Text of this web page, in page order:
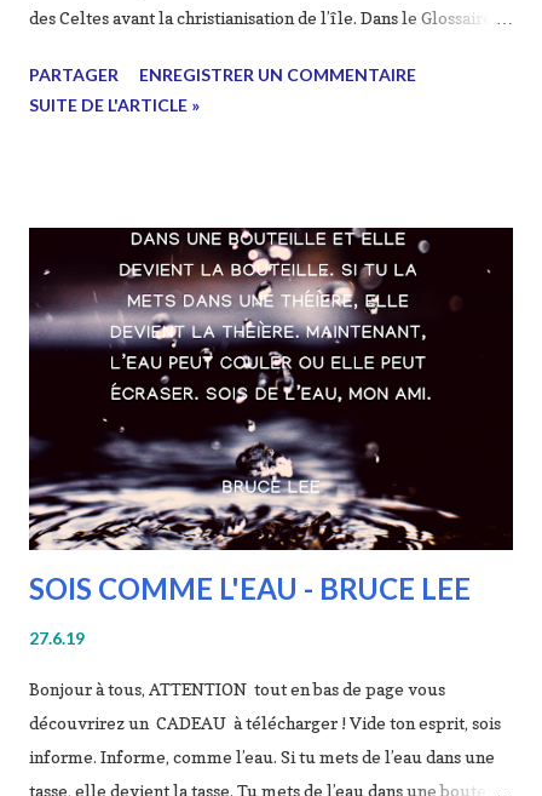
des Celtes avant la christianisation de l’île. Dans le Glossaire
Cormac de Cashel), elle est aussi appelée Ana et Anu. Elle est
panceltique. Il existe dans la mythologie brâhmanique une
divinité nommée Danu qui a engendré une race de géants, les
Danavas. La signification du nom pourrait être « donateur », «
bienfaiteur » (en Inde, les Dânapati sont les donateurs des
monastères bouddhiques et Dāna désigne le don), ce qui en
fait une déesse de la fertilité et de la prospérité. Chez les
Cel...
PARTAGER
ENREGISTRER UN COMMENTAIRE
SUITE DE L'ARTICLE »
SOIS COMME L'EAU - BRUCE LEE
27.6.19
Bonjour à tous, ATTENTION tout en bas de page vous
découvrirez un CADEAU à télécharger ! Vide ton esprit, sois
informe. Informe, comme l’eau. Si tu mets de l’eau dans une
tasse, elle devient la tasse. Tu mets de l’eau dans une bouteille